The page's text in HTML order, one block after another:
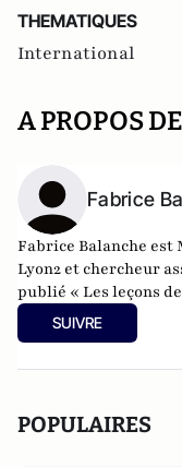
THEMATIQUES
International
A PROPOS
Fabrice
Fabrice Balanche est
Lyon2 et chercheur
publié « Les leçons
Jacob, 2024, pour
2024 de la part du
SUIVRE
POPULAIRES